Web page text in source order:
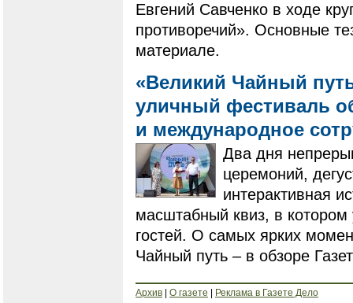
Евгений Савченко в ходе
противоречий». Основные
материале.
«Великий Чайный
уличный фестиваль
и международное
Два дня
церемоний,
интерактивная
масштабный квиз, в
гостей. О самых ярких
Чайный путь – в обзоре
Архив О газете Реклама в Газете Дело